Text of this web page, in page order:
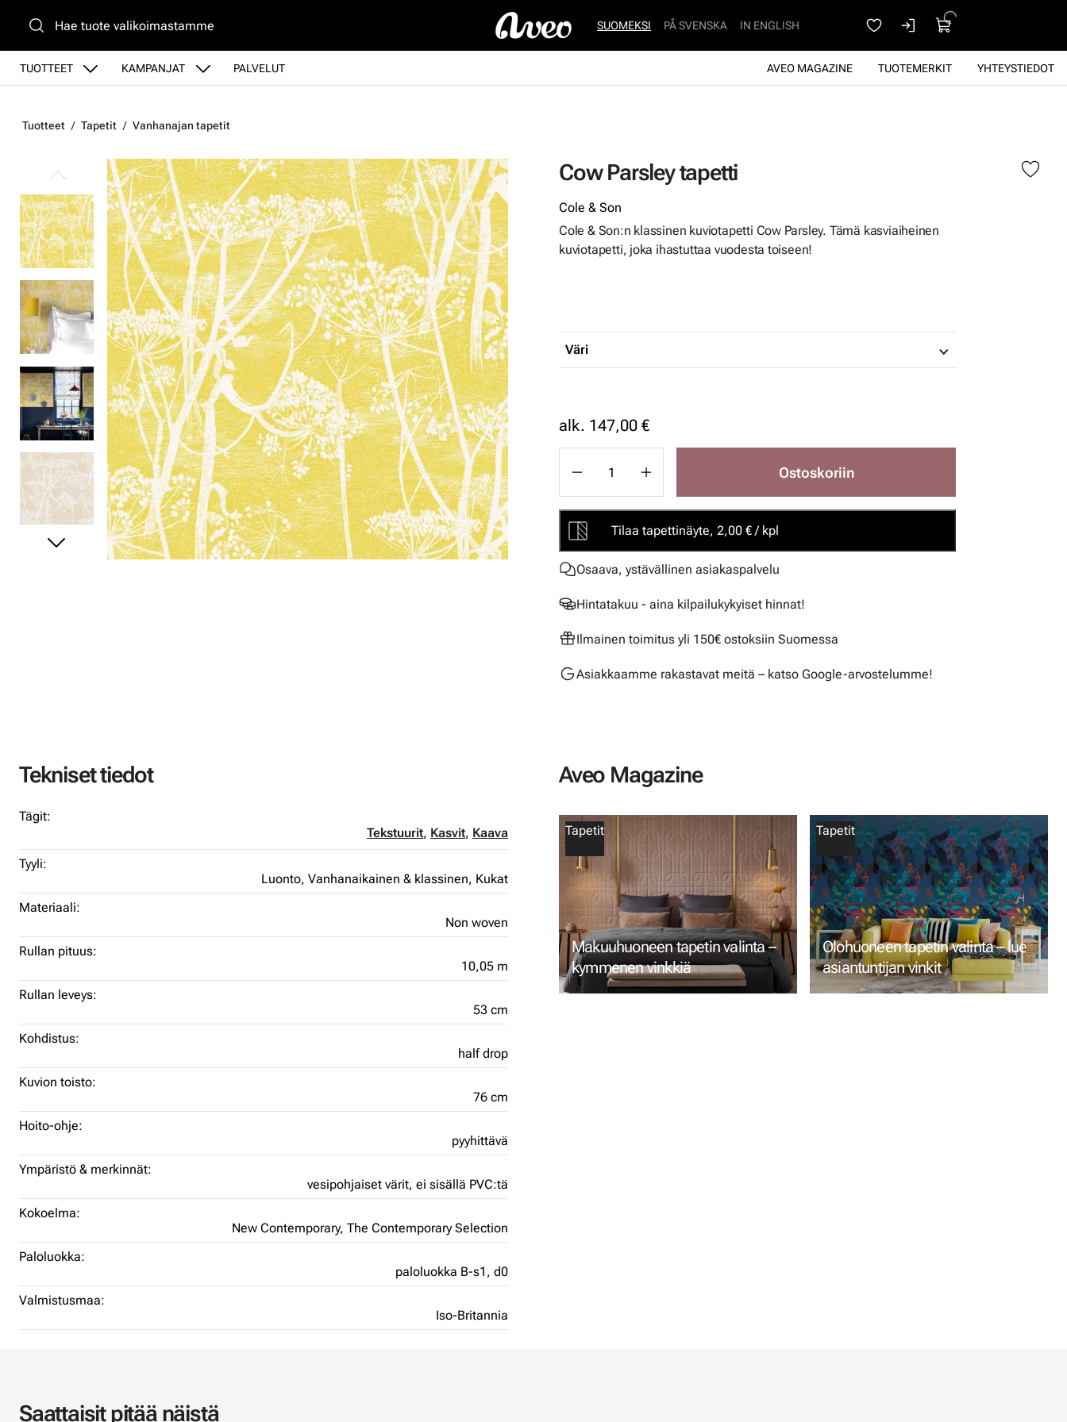
TUOTTEET KAMPANJAT PALVELUT YHTEYSTIEDOT
TUOTEMERKIT
AVEO MAGAZINE
SUOMEKSI PÅ SVENSKA IN ENGLISH
Tuotteet Tapetit Vanhanajan tapetit
Cow Parsley tapetti
Ohita kuvat
Cole & Son
Cole & Son:n klassinen kuviotapetti Cow Parsley. Tämä kasviaiheinen
kuviotapetti, joka ihastuttaa vuodesta toiseen!
Väri
alk. 147,00 €
Ostoskoriin
Tilaa tapettinäyte, 2,00 € / kpl
Osaava, ystävällinen asiakaspalvelu
Hintatakuu - aina kilpailukykyiset hinnat!
Ilmainen toimitus yli 150€ ostoksiin Suomessa
Asiakkaamme rakastavat meitä – katso Google-arvostelumme!
Tekniset tiedot
Tägit:
Tekstuurit, Kasvit, Kaava
Tyyli:
Luonto, Vanhanaikainen & klassinen, Kukat
Materiaali:
Non woven
Rullan pituus:
10,05 m
Rullan leveys:
53 cm
Kohdistus:
half drop
Kuvion toisto:
76 cm
Hoito-ohje:
pyyhittävä
Ympäristö & merkinnät:
vesipohjaiset värit, ei sisällä PVC:tä
Kokoelma:
New Contemporary, The Contemporary Selection
Paloluokka:
paloluokka B-s1, d0
Valmistusmaa:
Iso-Britannia
Aveo Magazine
Tapetit
Makuuhuoneen tapetin valinta –
kymmenen vinkkiä
Tapetit
Olohuoneen tapetin valinta – lue
asiantuntijan vinkit
Saattaisit pitää näistä